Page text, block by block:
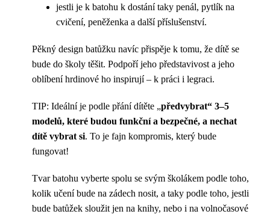
jestli je k batohu k dostání taky penál, pytlík na
cvičení, peněženka a další příslušenství.
Pěkný design batůžku navíc přispěje k tomu, že dítě se
bude do školy těšit. Podpoří jeho představivost a jeho
oblíbení hrdinové ho inspirují – k práci i legraci.
TIP: Ideální je podle přání dítěte „předvybrat“ 3–5
modelů, které budou funkční a bezpečné, a nechat
dítě vybrat si. To je fajn kompromis, který bude
fungovat!
Tvar batohu vyberte spolu se svým školákem podle toho,
kolik učení bude na zádech nosit, a taky podle toho, jestli
bude batůžek sloužit jen na knihy, nebo i na volnočasové